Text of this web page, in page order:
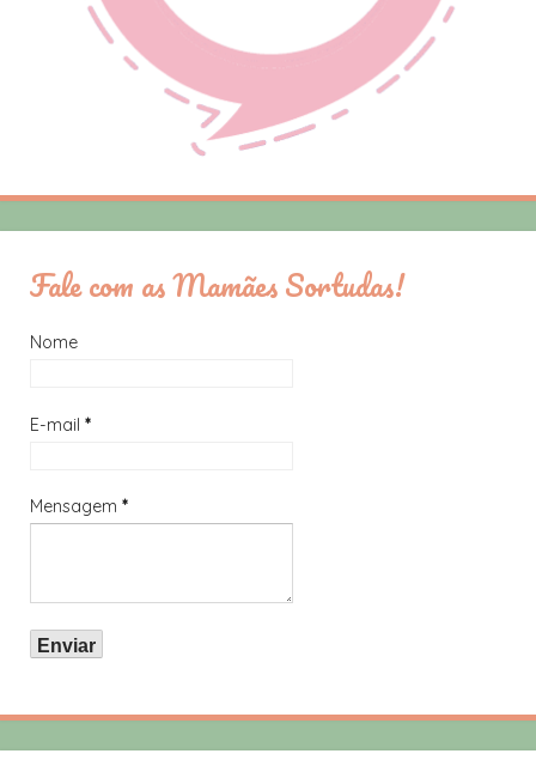
Fale com as Mamães Sortudas!
Nome
E-mail *
Mensagem *